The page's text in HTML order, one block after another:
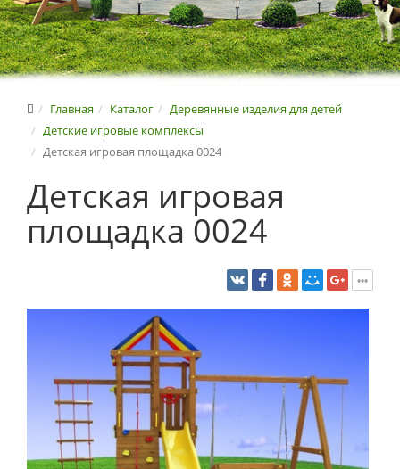
Главная Каталог
Деревянные изделия для детей
Детские игровые комплексы
Детская игровая площадка 0024
Детская игровая
площадка 0024